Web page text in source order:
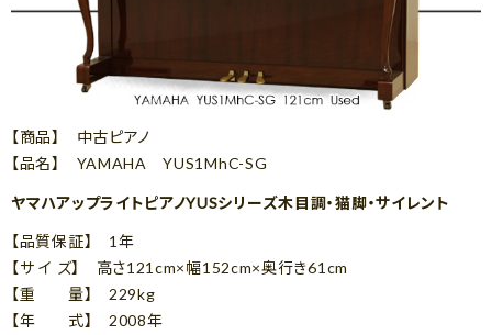
【商品】 中古ピアノ
【品名】 YAMAHA YUS1MhC-SG
ヤマハアップライトピアノYUSシリーズ木目調・猫脚・サイレント
【品質保証】 1年
【サ イ ズ】 高さ121cm×幅152cm×奥行き61cm
【重 量】 229kg
【年 式】 2008年